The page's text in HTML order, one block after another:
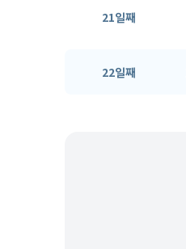
21일째
22일째